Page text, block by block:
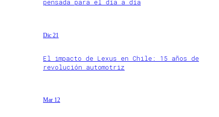
pensada para el día a día
Dic 21
El impacto de Lexus en Chile: 15 años de
revolución automotriz
Mar 12